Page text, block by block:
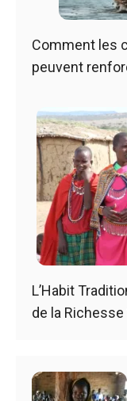
Comment les
peuvent
L’Habit
de la